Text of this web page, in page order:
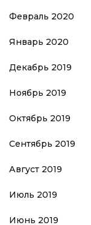
Февраль 2020
Январь 2020
Декабрь 2019
Ноябрь 2019
Октябрь 2019
Сентябрь 2019
Август 2019
Июль 2019
Июнь 2019